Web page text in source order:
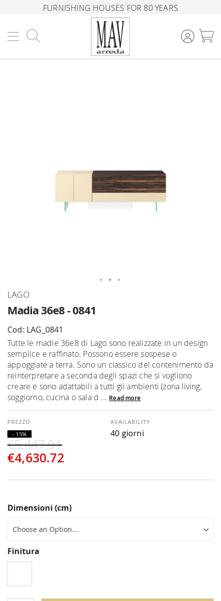
FURNISHING HOUSES FOR 80 YEARS
Madia 36e8 - 0841
LAGO
Cod: LAG_0841
Tutte le madie 36e8 di Lago sono realizzate in un design
semplice e raffinato. Possono essere sospese o
appoggiate a terra. Sono un classico del contenimento da
reinterpretare a seconda degli spazi che si vogliono
creare e sono adattabili a tutti gli ambienti (zona living,
soggiorno, cucina o sala d ... Read more
€4,630.72
€5,447.91
- 15%
AVAILABILITY
40 giorni
Dimensioni (cm)
Finitura
Skip
the
beginning
of
the
images
gallery